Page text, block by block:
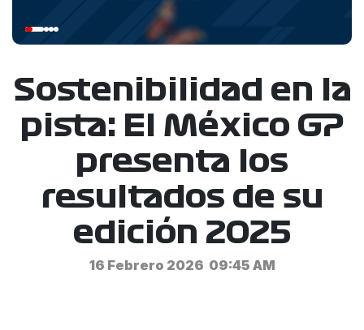
Sostenibilidad en la
pista: El México GP
presenta los
resultados de su
edición 2025
16 Febrero 2026 09:45 AM